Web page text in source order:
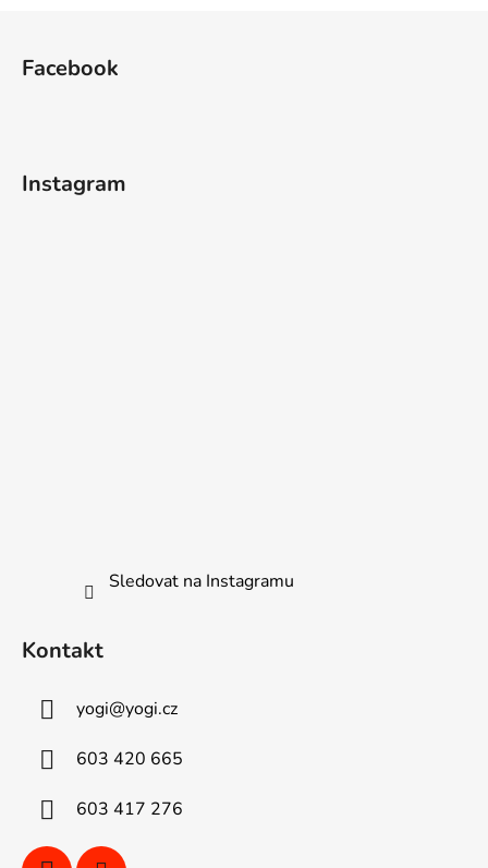
Facebook
Instagram
Sledovat na Instagramu
Kontakt
yogi@yogi.cz
603 420 665
603 417 276